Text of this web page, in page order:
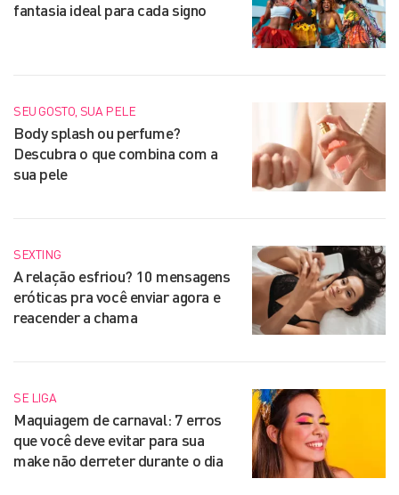
fantasia ideal para cada signo
SEU GOSTO, SUA PELE
Body splash ou perfume?
Descubra o que combina com a
sua pele
SEXTING
A relação esfriou? 10 mensagens
eróticas pra você enviar agora e
reacender a chama
SE LIGA
Maquiagem de carnaval: 7 erros
que você deve evitar para sua
make não derreter durante o dia